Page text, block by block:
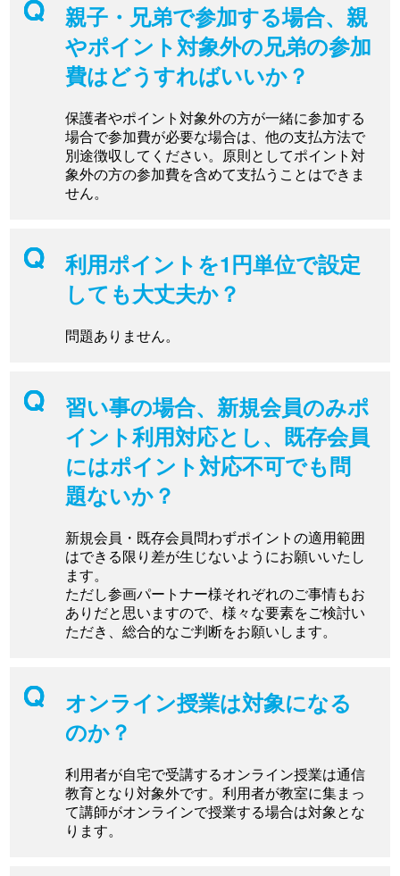
親子・兄弟で参加する場合、親
やポイント対象外の兄弟の参加
費はどうすればいいか？
保護者やポイント対象外の方が一緒に参加する
場合で参加費が必要な場合は、他の支払方法で
別途徴収してください。原則としてポイント対
象外の方の参加費を含めて支払うことはできま
せん。
利用ポイントを1円単位で設定
しても大丈夫か？
問題ありません。
習い事の場合、新規会員のみポ
イント利用対応とし、既存会員
にはポイント対応不可でも問
題ないか？
新規会員・既存会員問わずポイントの適用範囲
はできる限り差が生じないようにお願いいたし
ます。
ただし参画パートナー様それぞれのご事情もお
ありだと思いますので、様々な要素をご検討い
ただき、総合的なご判断をお願いします。
オンライン授業は対象になる
のか？
利用者が自宅で受講するオンライン授業は通信
教育となり対象外です。利用者が教室に集まっ
て講師がオンラインで授業する場合は対象とな
ります。